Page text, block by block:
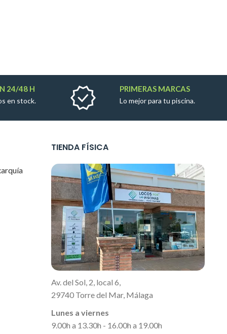
24/48 H
en stock.
PRIMERAS MARCAS
Lo mejor para tu piscina.
TIENDA FÍSICA
Av. del Sol, 2, local 6,
29740 Torre del Mar, Málaga
Lunes a viernes
9.00h a 13.30h - 16.00h a 19.00h